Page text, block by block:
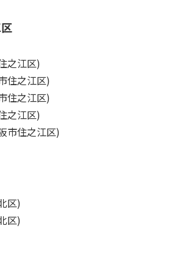
之江区)
住之江区)
住之江区)
之江区)
市住之江区)
区)
区)